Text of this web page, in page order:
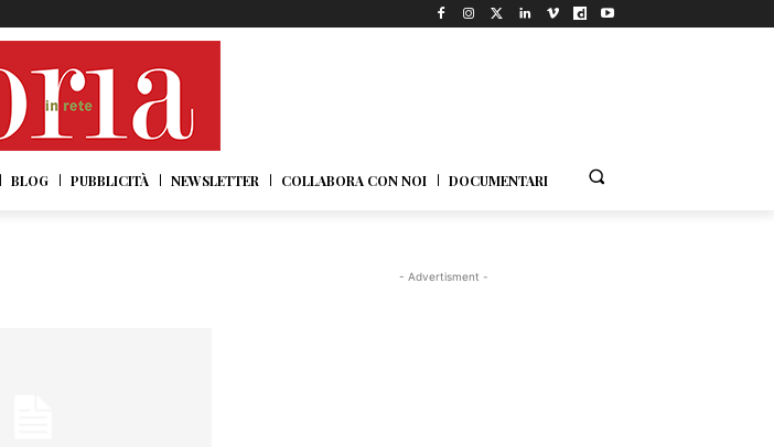
BLOG PUBBLICITÀ NEWSLETTER COLLABORA CON NOI DOCUMENTARI
- Advertisment -